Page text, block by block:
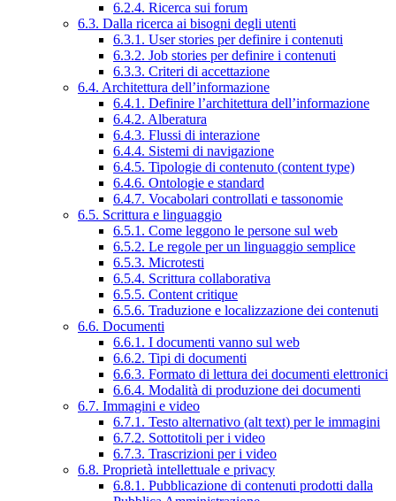
6.2.4. Ricerca sui forum
6.3. Dalla ricerca ai bisogni degli utenti
6.3.1. User stories per definire i contenuti
6.3.2. Job stories per definire i contenuti
6.3.3. Criteri di accettazione
6.4. Architettura dell’informazione
6.4.1. Definire l’architettura dell’informazione
6.4.2. Alberatura
6.4.3. Flussi di interazione
6.4.4. Sistemi di navigazione
6.4.5. Tipologie di contenuto (content type)
6.4.6. Ontologie e standard
6.4.7. Vocabolari controllati e tassonomie
6.5. Scrittura e linguaggio
6.5.1. Come leggono le persone sul web
6.5.2. Le regole per un linguaggio semplice
6.5.3. Microtesti
6.5.4. Scrittura collaborativa
6.5.5. Content critique
6.5.6. Traduzione e localizzazione dei contenuti
6.6. Documenti
6.6.1. I documenti vanno sul web
6.6.2. Tipi di documenti
6.6.3. Formato di lettura dei documenti elettronici
6.6.4. Modalità di produzione dei documenti
6.7. Immagini e video
6.7.1. Testo alternativo (alt text) per le immagini
6.7.2. Sottotitoli per i video
6.7.3. Trascrizioni per i video
6.8. Proprietà intellettuale e privacy
6.8.1. Pubblicazione di contenuti prodotti dalla